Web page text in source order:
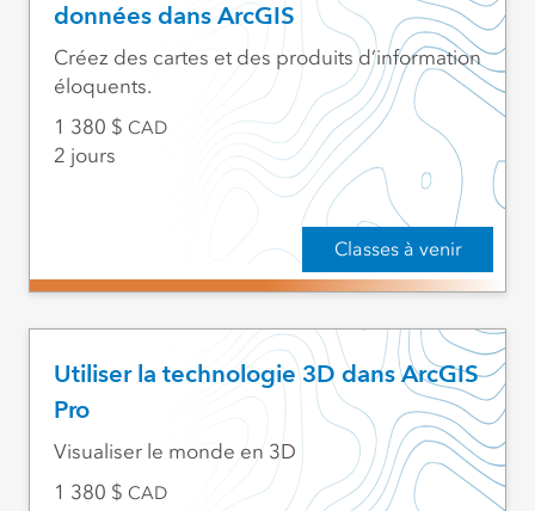
données dans ArcGIS
Classes à venir
Créez des cartes et des produits d’information
éloquents.
1 380
CAD
2 jours
Utiliser la technologie 3D dans ArcGIS
Pro
Visualiser le monde en 3D
1 380
CAD